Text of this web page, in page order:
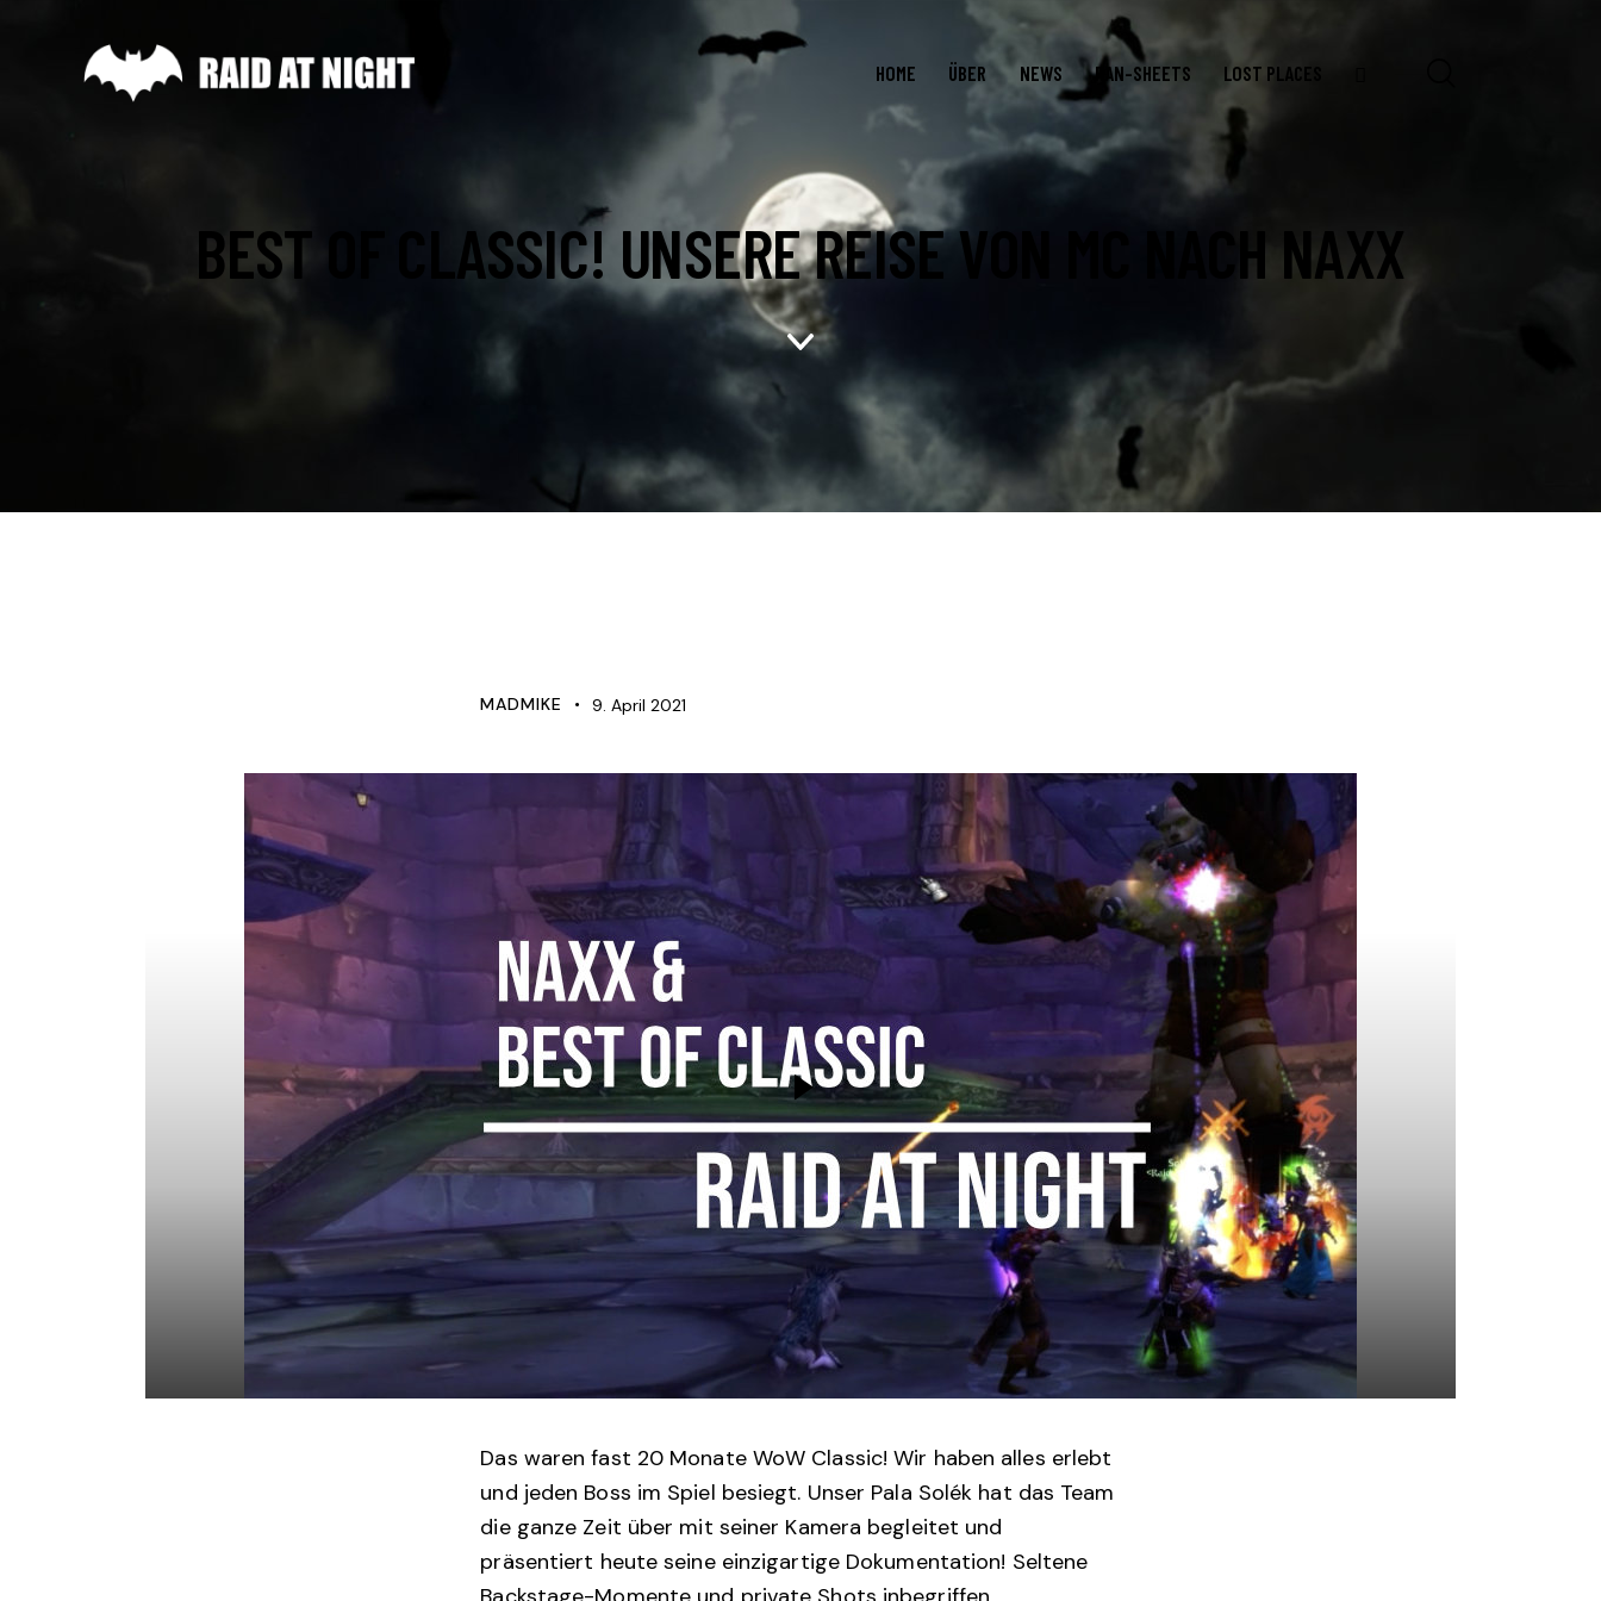
HOME ÜBER NEWS RAN-SHEETS LOST PLACES
BEST OF CLASSIC! UNSERE REISE VON MC NACH NAXX
MADMIKE 9. April 2021
Das waren fast 20 Monate WoW Classic! Wir haben alles erlebt
und jeden Boss im Spiel besiegt. Unser Pala Solék hat das Team
die ganze Zeit über mit seiner Kamera begleitet und
präsentiert heute seine einzigartige Dokumentation! Seltene